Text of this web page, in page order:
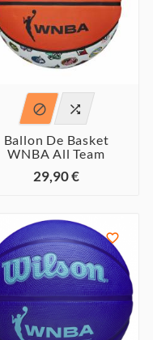
 
Ballon De Basket
WNBA All Team
29,90 €
